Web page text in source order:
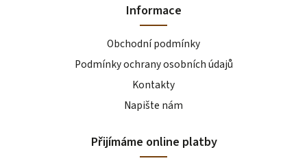
Informace
Obchodní podmínky
Podmínky ochrany osobních údajů
Kontakty
Napište nám
Přijímáme online platby